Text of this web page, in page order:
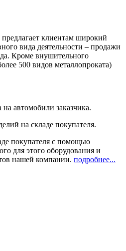
клиентам широкий
вида деятельности – продажи
Кроме внушительного
500 видов металлопроката)
автомобили заказчика.
на складе покупателя.
покупателя с помощью
для этого оборудования и
нашей компании. подробнее...